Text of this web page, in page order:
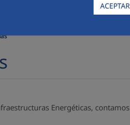
ACEPTAR
Energéticas,